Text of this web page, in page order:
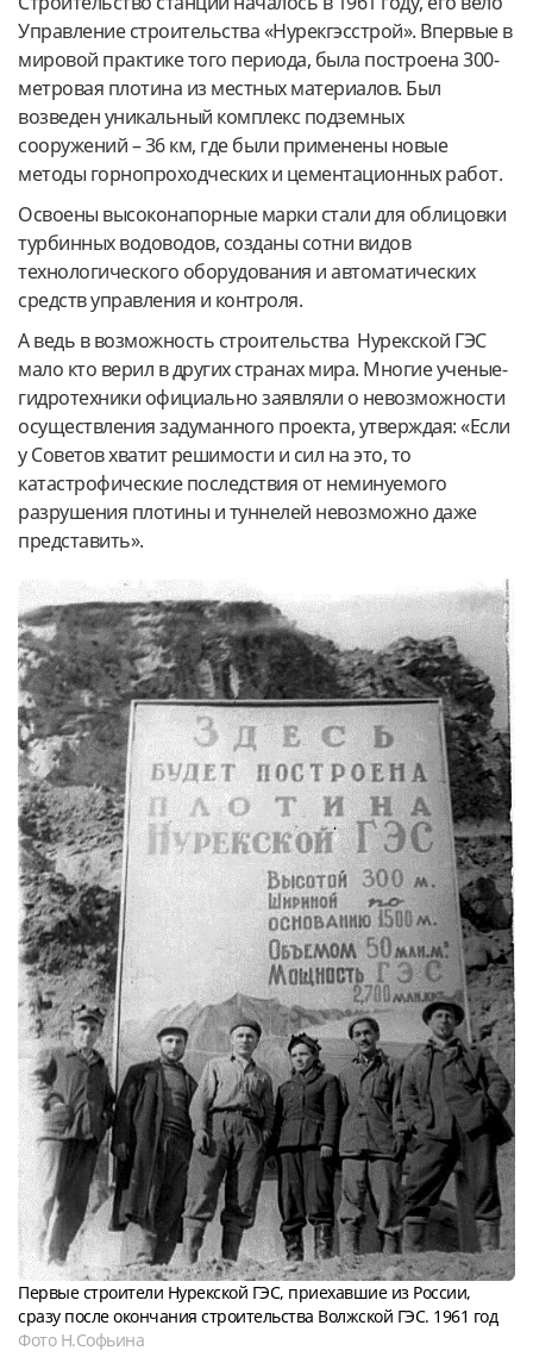
Управление строительства «Нурекгэсстрой». Впервые в
мировой практике того периода, была построена 300-
метровая плотина из местных материалов. Был
возведен уникальный комплекс подземных
сооружений – 36 км, где были применены новые
методы горнопроходческих и цементационных работ.
Освоены высоконапорные марки стали для облицовки
турбинных водоводов, созданы сотни видов
технологического оборудования и автоматических
средств управления и контроля.
А ведь в возможность строительства Нурекской ГЭС
мало кто верил в других странах мира. Многие ученые-
гидротехники официально заявляли о невозможности
осуществления задуманного проекта, утверждая: «Если
у Советов хватит решимости и сил на это, то
катастрофические последствия от неминуемого
разрушения плотины и туннелей невозможно даже
представить».
Первые строители Нурекской ГЭС, приехавшие из России,
сразу после окончания строительства Волжской ГЭС. 1961 год
Фото Н.Софьина